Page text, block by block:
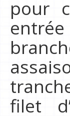
pour
filet